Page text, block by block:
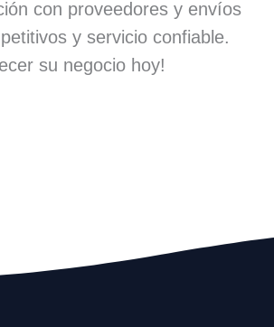
con proveedores y envíos
y servicio confiable.
su negocio hoy!